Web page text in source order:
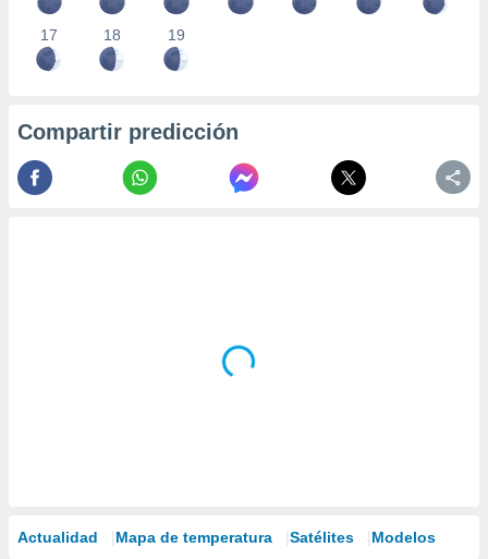
17 18 19
Compartir predicción
Actualidad Mapa de temperatura Satélites Modelos